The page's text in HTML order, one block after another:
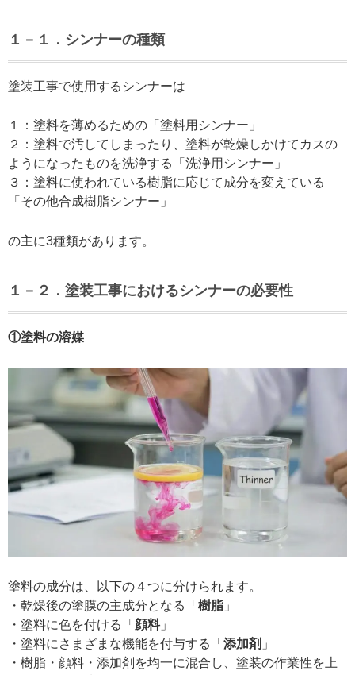
１－１．シンナーの種類
塗装工事で使用するシンナーは
１：塗料を薄めるための「塗料用シンナー」
２：塗料で汚してしまったり、塗料が乾燥しかけてカスの
ようになったものを洗浄する「洗浄用シンナー」
３：塗料に使われている樹脂に応じて成分を変えている
「その他合成樹脂シンナー」
の主に3種類があります。
１－２．塗装工事におけるシンナーの必要性
①塗料の溶媒
塗料の成分は、以下の４つに分けられます。
・乾燥後の塗膜の主成分となる「 樹脂 」
・塗料に色を付ける「 顔料」
・塗料にさまざまな機能を付与する「 添加剤 」
・樹脂・顔料・添加剤を均一に混合し、塗装の作業性を上